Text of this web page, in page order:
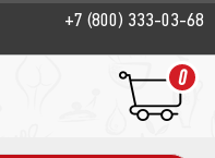
+7 (800) 333-03-68
0